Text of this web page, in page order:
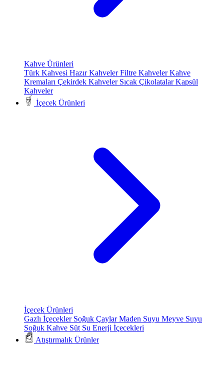
Kahve Ürünleri
Türk Kahvesi Hazır KahvelerFiltre KahvelerKahve
Kremaları Çekirdek Kahveler Sıcak ÇikolatalarKapsül
Kahveler
İçecek Ürünleri
İçecek Ürünleri
Gazlı İçecekler Soğuk ÇaylarMaden Suyu Meyve Suyu
Soğuk Kahve Süt Su Enerji İçecekleri
Atıştırmalık Ürünler